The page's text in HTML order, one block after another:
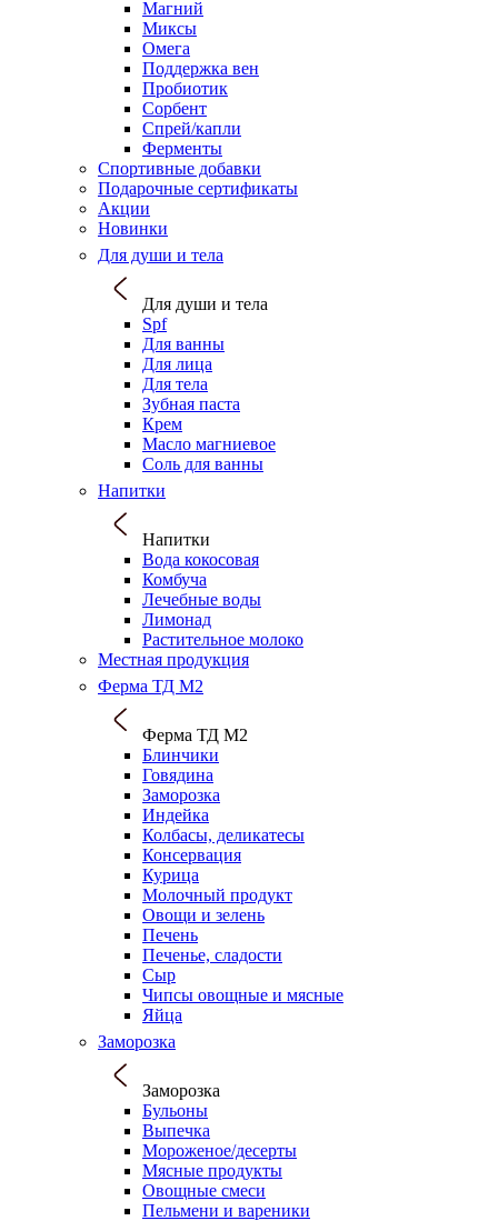
Магний
Миксы
Омега
Поддержка вен
Пробиотик
Сорбент
Спрей/капли
Ферменты
Спортивные добавки
Подарочные сертификаты
Акции
Новинки
Для души и тела
Для души и тела
Spf
Для ванны
Для лица
Для тела
Зубная паста
Крем
Масло магниевое
Соль для ванны
Напитки
Напитки
Вода кокосовая
Комбуча
Лечебные воды
Лимонад
Растительное молоко
Местная продукция
Ферма ТД М2
Ферма ТД М2
Блинчики
Говядина
Заморозка
Индейка
Колбасы, деликатесы
Консервация
Курица
Молочный продукт
Овощи и зелень
Печень
Печенье, сладости
Сыр
Чипсы овощные и мясные
Яйца
Заморозка
Заморозка
Бульоны
Выпечка
Мороженое/десерты
Мясные продукты
Овощные смеси
Пельмени и вареники